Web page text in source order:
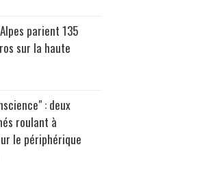
parient 135
sur la haute
: deux
roulant à
le périphérique